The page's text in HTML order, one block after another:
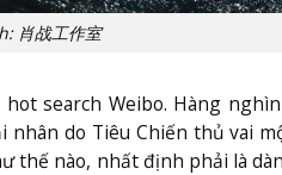
肖战工作室
search Weibo. Hàng
nhân do Tiêu Chiến thủ vai
thế nào, nhất định phải là